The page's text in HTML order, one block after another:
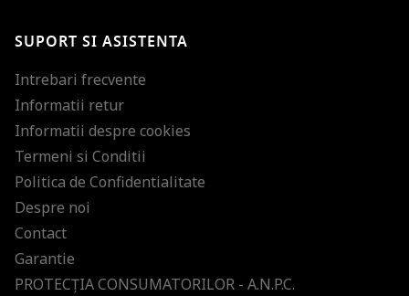
SUPORT SI ASISTENTA
Intrebari frecvente
Informatii retur
Informatii despre cookies
Termeni si Conditii
Politica de Confidentialitate
Despre noi
Contact
Garantie
PROTECŢIA CONSUMATORILOR - A.N.P.C.